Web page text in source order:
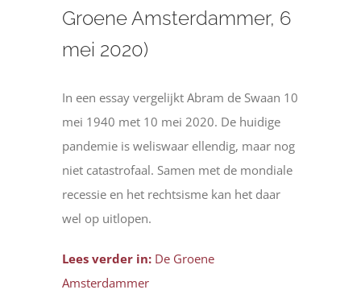
Groene Amsterdammer, 6
mei 2020)
In een essay vergelijkt Abram de Swaan 10
mei 1940 met 10 mei 2020. De huidige
pandemie is weliswaar ellendig, maar nog
niet catastrofaal. Samen met de mondiale
recessie en het rechtsisme kan het daar
wel op uitlopen.
Lees verder in:De Groene
Amsterdammer